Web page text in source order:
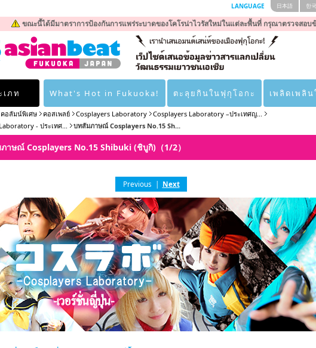
ขณะนี้ได้มีมาตราการป้องกันการแพร่ระบาดของโคโรน่าไวรัสใหม่ในแต่ละพื้นที่ กรุณาตรวจสอบ
LANGUAGE 日本語 한
เภท What's Hot in Fukuoka! ตะลุยกินในฟุกุโอกะ เพลิดเพลิ
คอลัมน์พิเศษ คอสเพลย์ Cosplayers Laboratory
Cosplayers Laboratory –ประเทศญ...
- ประเทศ...
บทสัมภาษณ์ Cosplayers No.15 Sh...
าษณ์ Cosplayers No.15 Shibuki (ชิบูกิ)（1/2）
Previous | Next